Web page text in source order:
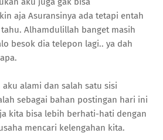
aja Asuransinya ada tetapi entah
Alhamdulillah banget masih
besok dia telepon lagi.. ya dah
alami dan salah satu sisi
sebagai bahan postingan hari ini
kita bisa lebih berhati-hati dengan
mencari kelengahan kita.